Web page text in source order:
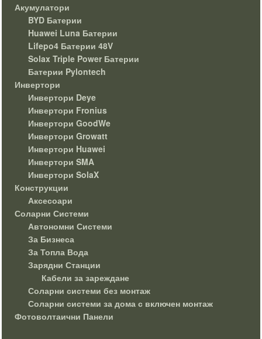
Акумулатори
BYD Батерии
Huawei Luna Батерии
Lifepo4 Батерии 48V
Solax Triple Power Батерии
Батерии Pylontech
Инвертори
Инвертори Deye
Инвертори Fronius
Инвертори GoodWe
Инвертори Growatt
Инвертори Huawei
Инвертори SMA
Инвертори SolaX
Конструкции
Аксесоари
Соларни Системи
Автономни Системи
За Бизнеса
За Топла Вода
Зарядни Станции
Кабели за зареждане
Соларни системи без монтаж
Соларни системи за дома с включен монтаж
Фотоволтаични Панели